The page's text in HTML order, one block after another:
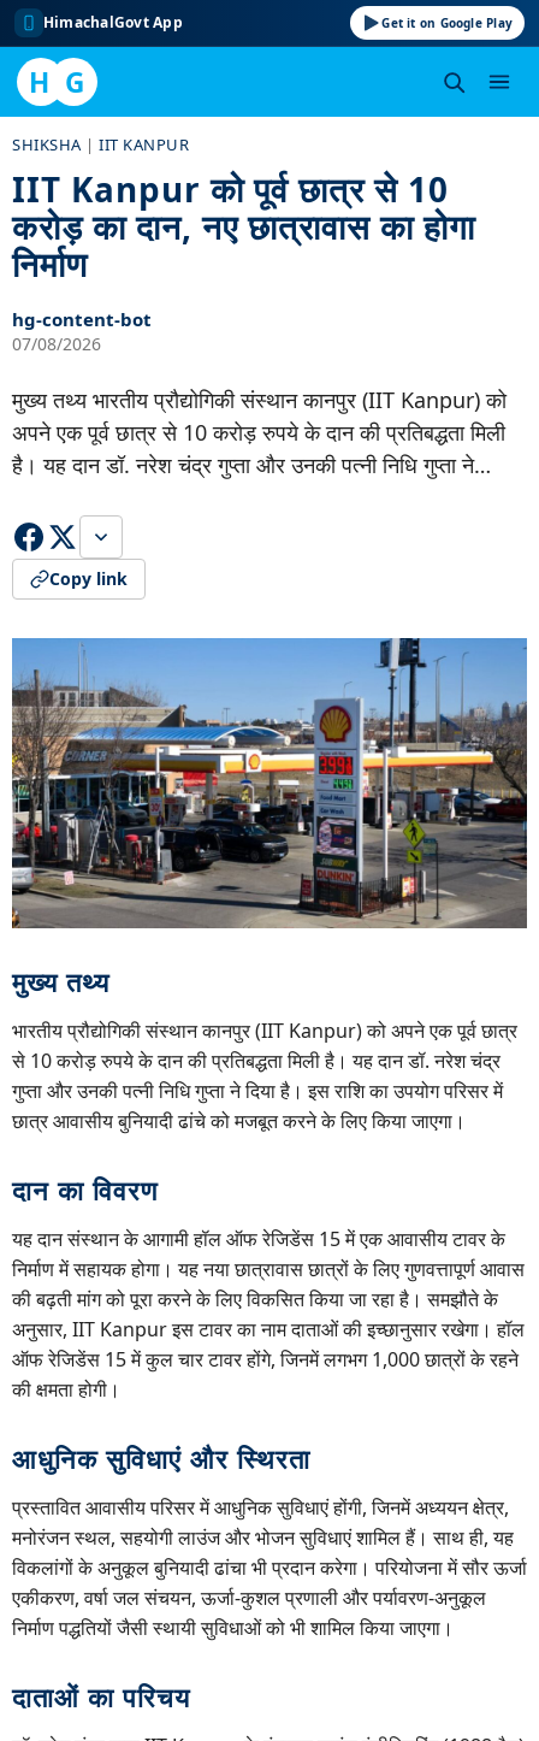
HimachalGovt App Get it on Google Play
H G
content
SHIKSHA |IIT KANPUR
IIT Kanpur को पूर्व छात्र से 10
करोड़ का दान, नए छात्रावास का होगा
निर्माण
hg-content-bot
07/08/2026
मुख्य तथ्य भारतीय प्रौद्योगिकी संस्थान कानपुर (IIT Kanpur) को
अपने एक पूर्व छात्र से 10 करोड़ रुपये के दान की प्रतिबद्धता मिली
है। यह दान डॉ. नरेश चंद्र गुप्ता और उनकी पत्नी निधि गुप्ता ने…
Copy link
मुख्य तथ्य
भारतीय प्रौद्योगिकी संस्थान कानपुर (IIT Kanpur) को अपने एक पूर्व छात्र
से 10 करोड़ रुपये के दान की प्रतिबद्धता मिली है। यह दान डॉ. नरेश चंद्र
गुप्ता और उनकी पत्नी निधि गुप्ता ने दिया है। इस राशि का उपयोग परिसर में
छात्र आवासीय बुनियादी ढांचे को मजबूत करने के लिए किया जाएगा।
दान का विवरण
यह दान संस्थान के आगामी हॉल ऑफ रेजिडेंस 15 में एक आवासीय टावर के
निर्माण में सहायक होगा। यह नया छात्रावास छात्रों के लिए गुणवत्तापूर्ण आवास
की बढ़ती मांग को पूरा करने के लिए विकसित किया जा रहा है। समझौते के
अनुसार, IIT Kanpur इस टावर का नाम दाताओं की इच्छानुसार रखेगा। हॉल
ऑफ रेजिडेंस 15 में कुल चार टावर होंगे, जिनमें लगभग 1,000 छात्रों के रहने
की क्षमता होगी।
आधुनिक सुविधाएं और स्थिरता
प्रस्तावित आवासीय परिसर में आधुनिक सुविधाएं होंगी, जिनमें अध्ययन क्षेत्र,
मनोरंजन स्थल, सहयोगी लाउंज और भोजन सुविधाएं शामिल हैं। साथ ही, यह
विकलांगों के अनुकूल बुनियादी ढांचा भी प्रदान करेगा। परियोजना में सौर ऊर्जा
एकीकरण, वर्षा जल संचयन, ऊर्जा-कुशल प्रणाली और पर्यावरण-अनुकूल
निर्माण पद्धतियों जैसी स्थायी सुविधाओं को भी शामिल किया जाएगा।
दाताओं का परिचय